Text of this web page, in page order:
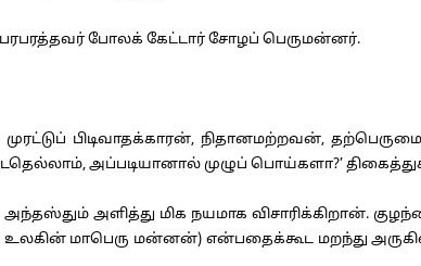
போலக் கேட்டார் சோழப் பெருமன்னர்.
பிடிவாதக்காரன், நிதானமற்றவன்,
அப்படியானால் முழுப் பொய்களா?’
அளித்து மிக நயமாக விசாரிக்கிறான்.
மாபெரு மன்னன்) என்பதைக்கூட மறந்து அருகில்